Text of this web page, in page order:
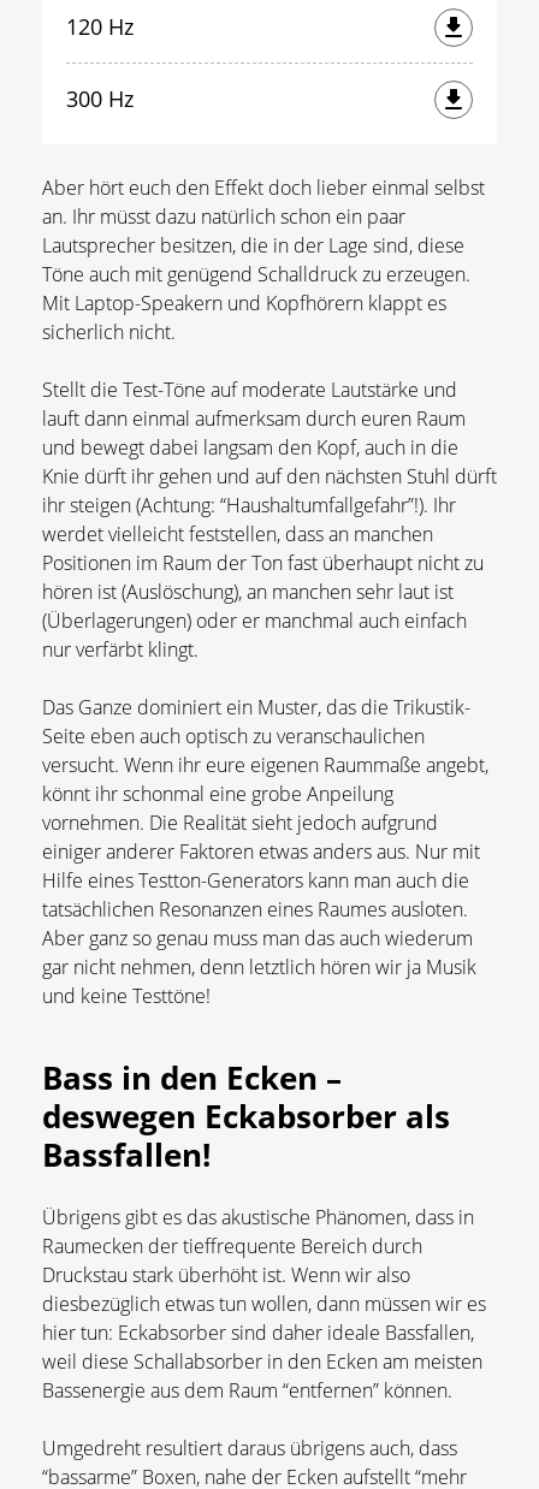
120 Hz
300 Hz
Aber hört euch den Effekt doch lieber einmal selbst
an. Ihr müsst dazu natürlich schon ein paar
Lautsprecher besitzen, die in der Lage sind, diese
Töne auch mit genügend Schalldruck zu erzeugen.
Mit Laptop-Speakern und Kopfhörern klappt es
sicherlich nicht.
Stellt die Test-Töne auf moderate Lautstärke und
lauft dann einmal aufmerksam durch euren Raum
und bewegt dabei langsam den Kopf, auch in die
Knie dürft ihr gehen und auf den nächsten Stuhl dürft
ihr steigen (Achtung: “Haushaltumfallgefahr”!). Ihr
werdet vielleicht feststellen, dass an manchen
Positionen im Raum der Ton fast überhaupt nicht zu
hören ist (Auslöschung), an manchen sehr laut ist
(Überlagerungen) oder er manchmal auch einfach
nur verfärbt klingt.
Das Ganze dominiert ein Muster, das die Trikustik-
Seite eben auch optisch zu veranschaulichen
versucht. Wenn ihr eure eigenen Raummaße angebt,
könnt ihr schonmal eine grobe Anpeilung
vornehmen. Die Realität sieht jedoch aufgrund
einiger anderer Faktoren etwas anders aus. Nur mit
Hilfe eines Testton-Generators kann man auch die
tatsächlichen Resonanzen eines Raumes ausloten.
Aber ganz so genau muss man das auch wiederum
gar nicht nehmen, denn letztlich hören wir ja Musik
und keine Testtöne!
Bass in den Ecken –
deswegen Eckabsorber als
Bassfallen!
Übrigens gibt es das akustische Phänomen, dass in
Raumecken der tieffrequente Bereich durch
Druckstau stark überhöht ist. Wenn wir also
diesbezüglich etwas tun wollen, dann müssen wir es
hier tun: Eckabsorber sind daher ideale Bassfallen,
weil diese Schallabsorber in den Ecken am meisten
Bassenergie aus dem Raum “entfernen” können.
Umgedreht resultiert daraus übrigens auch, dass
“bassarme” Boxen, nahe der Ecken aufstellt “mehr